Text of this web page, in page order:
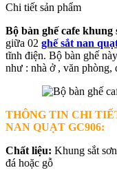
Chi tiết sản phẩm
Bộ bàn ghế cafe khung
giữa 02 ghế sắt nan
tĩnh điện. Bộ bàn ghế
như : nhà ở , văn phòng,
THÔNG TIN CHI
NAN QUẠT GC906:
Chất liệu: Khung sắt
đá hoặc gỗ